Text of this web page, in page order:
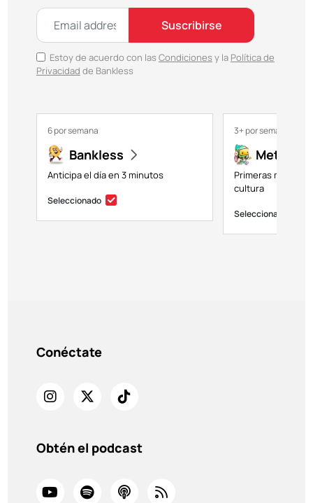
Suscribirse
Estoy de acuerdo con las Condiciones y la Política de
Privacidad de Bankless
6 por semana
Bankless
Anticipa el día en 3 minutos
Seleccionado
3+ por semana
Primeras miradas
cultura
Seleccionado
Conéctate
Obtén el podcast